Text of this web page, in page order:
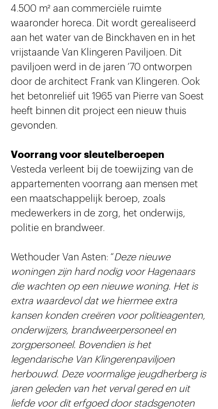
4.500 m² aan commerciële ruimte
waaronder horeca. Dit wordt gerealiseerd
aan het water van de Binckhaven en in het
vrijstaande Van Klingeren Paviljoen. Dit
paviljoen werd in de jaren ’70 ontworpen
door de architect Frank van Klingeren. Ook
het betonreliëf uit 1965 van Pierre van Soest
heeft binnen dit project een nieuw thuis
gevonden.
Voorrang voor sleutelberoepen
Vesteda verleent bij de toewijzing van de
appartementen voorrang aan mensen met
een maatschappelijk beroep, zoals
medewerkers in de zorg, het onderwijs,
politie en brandweer.
Wethouder Van Asten: “Deze nieuwe
woningen zijn hard nodig voor Hagenaars
die wachten op een nieuwe woning. Het is
extra waardevol dat we hiermee extra
kansen konden creëren voor politieagenten,
onderwijzers, brandweerpersoneel en
zorgpersoneel. Bovendien is het
legendarische Van Klingerenpaviljoen
herbouwd. Deze voormalige jeugdherberg is
jaren geleden van het verval gered en uit
liefde voor dit erfgoed door stadsgenoten